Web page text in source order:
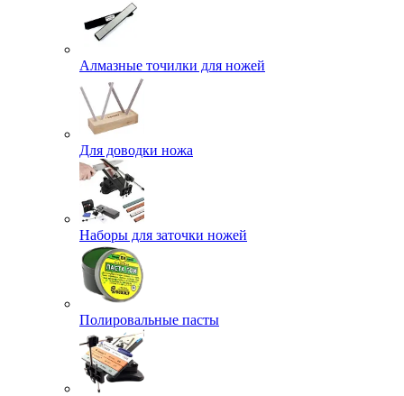
Алмазные точилки для ножей
Для доводки ножа
Наборы для заточки ножей
Полировальные пасты